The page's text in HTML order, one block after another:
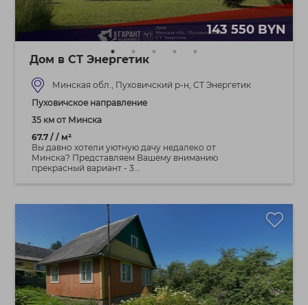
143 550 BYN
Дом в СТ Энергетик
Минская обл., Пуховичский р-н, СТ Энергетик
Пуховичское направление
35 км от Минска
67.7 / / м²
Вы давно хотели уютную дачу недалеко от
Минска? Представляем Вашему вниманию
прекрасный вариант - 3...